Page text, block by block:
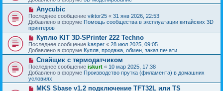
и
е
б
щ
е
н
и
е
о
е
с
о
о
б
щ
е
н
и
е
Н
о
в
о
е
о
о
б
щ
е
н
и
е
Anycubic
Последнее сообщение viktor25 « 31 янв 2026, 22:53
Добавлено в форуме Помощь сообщества в эксплуатации китайских 3D
принтеров
Н
о
в
о
е
с
о
о
б
щ
Куплю KIT 3D-SPrinter 222 Techno
Последнее сообщение kasper « 28 июл 2025, 09:05
Добавлено в форуме Купля, продажа, обмен, заказ печати
Н
о
в
о
е
Спайщик с термодатчиком
Последнее сообщение iskurt « 10 мар 2025, 17:38
Добавлено в форуме Производство прутка (филамента) в домашних
условиях
НMKS Sbase v1.2 подключение TFT32L или TS